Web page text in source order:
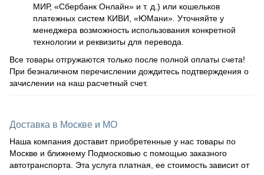
МИР, «Сбербанк Онлайн» и т. д.) или кошельков
платежных систем КИВИ, «ЮМани». Уточняйте у
менеджера возможность использования конкретной
технологии и реквизиты для перевода.
Все товары отгружаются только после полной оплаты счета!
При безналичном перечислении дождитесь подтверждения о
зачислении на наш расчетный счет.
Доставка в Москве и МО
Наша компания доставит приобретенные у нас товары по
Москве и ближнему Подмосковью с помощью заказного
автотранспорта. Эта услуга платная, ее стоимость зависит от